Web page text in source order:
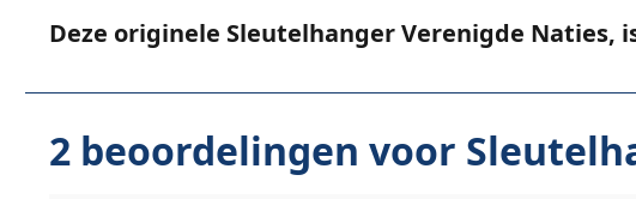
Deze originele Sleutelhanger Verenigde Naties,
2 beoordelingen voor